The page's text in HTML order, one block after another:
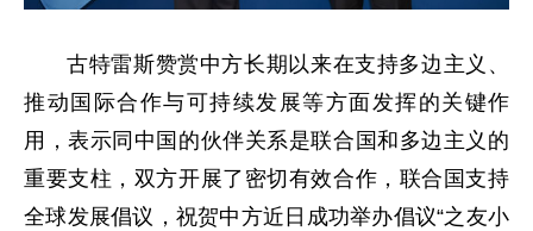
古特雷斯赞赏中方长期以来在支持多边主义、
推动国际合作与可持续发展等方面发挥的关键作
用，表示同中国的伙伴关系是联合国和多边主义的
重要支柱，双方开展了密切有效合作，联合国支持
全球发展倡议，祝贺中方近日成功举办倡议“之友小